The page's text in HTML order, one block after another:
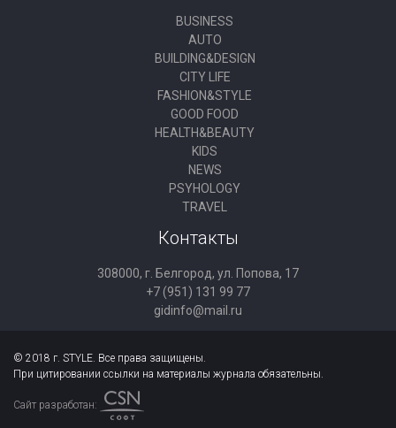
BUSINESS
AUTO
BUILDING&DESIGN
CITY LIFE
FASHION&STYLE
GOOD FOOD
HEALTH&BEAUTY
KIDS
NEWS
PSYHOLOGY
TRAVEL
Контакты
308000, г. Белгород, ул. Попова, 17
+7 (951) 131 99 77
gidinfo@mail.ru
© 2018 г. STYLE. Все права защищены.
При цитировании ссылки на материалы журнала обязательны.
Сайт разработан: